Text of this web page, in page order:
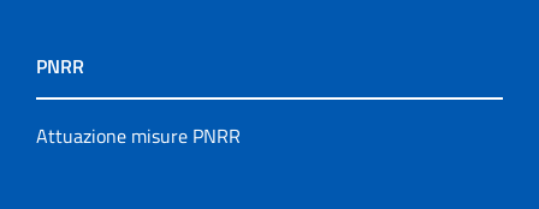
PNRR
Attuazione misure PNRR